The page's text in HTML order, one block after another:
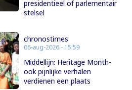
presidentieel of parlementair
stelsel
chronostimes
06-aug-2026 - 15:59
Middellijn: Heritage Month-
ook pijnlijke verhalen
verdienen een plaats